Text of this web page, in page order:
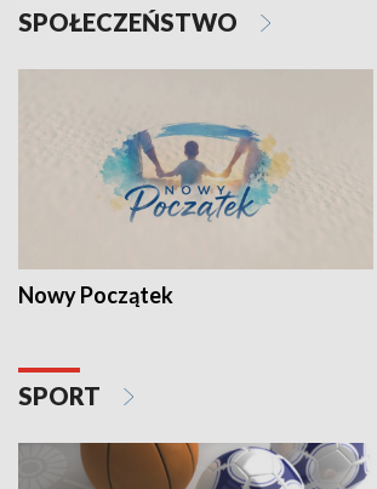
SPOŁECZEŃSTWO
Nowy Początek
SPORT